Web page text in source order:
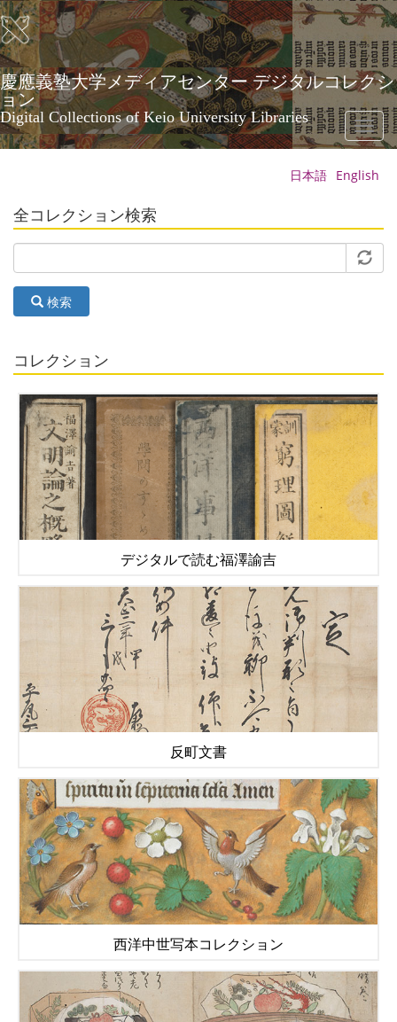
メ
イ
ン
コ
ン
テ
ン
ツ
に
慶應義塾大学メディアセンター デジタルコレクシ
ョン
Digital Collections of Keio University Libraries
Toggle
日本語 English
全コレクション検索
検索
コレクション
デジタルで読む福澤諭吉
反町文書
西洋中世写本コレクション